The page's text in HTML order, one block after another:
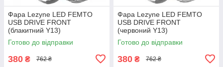
Фара Lezyne LED FEMTO
USB DRIVE FRONT
(блакитний Y13)
Готово до відправки
380 ₴ 762 ₴
Фара Lezyne LED FEMTO
USB DRIVE FRONT
(червоний Y13)
Готово до відправки
380 ₴ 762 ₴